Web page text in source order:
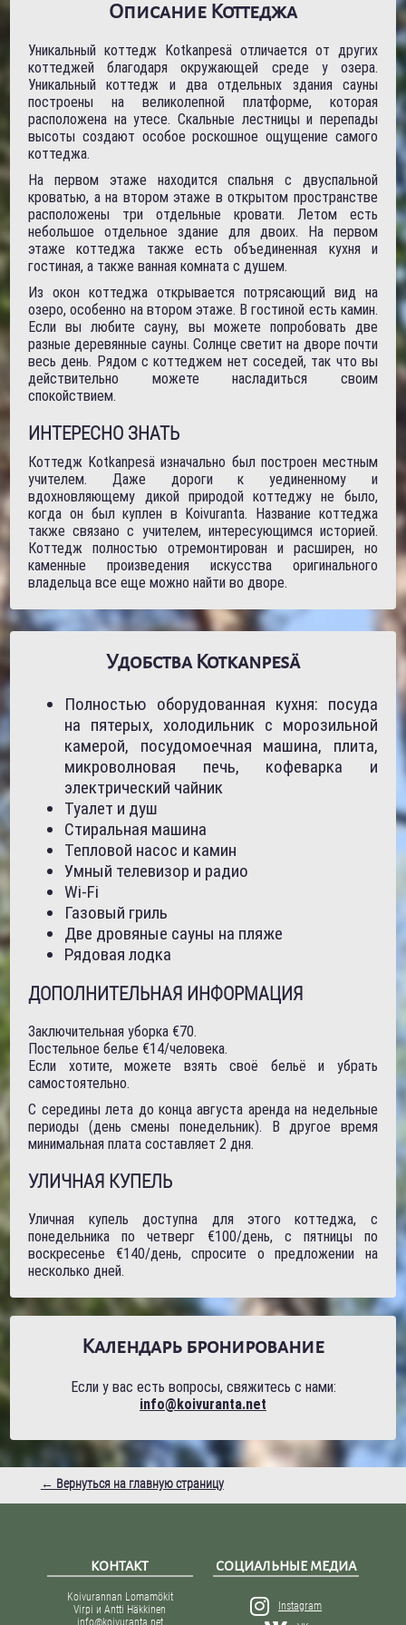
Описание Коттеджа
Уникальный коттедж Kotkanpesä отличается от других
коттеджей благодаря окружающей среде у озера.
Уникальный коттедж и два отдельных здания сауны
построены на великолепной платформе, которая
расположена на утесе. Скальные лестницы и перепады
высоты создают особое роскошное ощущение самого
коттеджа.
На первом этаже находится спальня с двуспальной
кроватью, а на втором этаже в открытом пространстве
расположены три отдельные кровати. Летом есть
небольшое отдельное здание для двоих. На первом
этаже коттеджа также есть объединенная кухня и
гостиная, а также ванная комната с душем.
Из окон коттеджа открывается потрясающий вид на
озеро, особенно на втором этаже. В гостиной есть камин.
Если вы любите сауну, вы можете попробовать две
разные деревянные сауны. Солнце светит на дворе почти
весь день. Рядом с коттеджем нет соседей, так что вы
действительно можете насладиться своим
спокойствием.
ИНТЕРЕСНО ЗНАТЬ
Коттедж Kotkanpesä изначально был построен местным
учителем. Даже дороги к уединенному и
вдохновляющему дикой природой коттеджу не было,
когда он был куплен в Koivuranta. Название коттеджа
также связано с учителем, интересующимся историей.
Коттедж полностью отремонтирован и расширен, но
каменные произведения искусства оригинального
владельца все еще можно найти во дворе.
Удобства Kotkanpesä
Полностью оборудованная кухня: посуда
на пятерых, холодильник с морозильной
камерой, посудомоечная машина, плита,
микроволновая печь, кофеварка и
электрический чайник
Туалет и душ
Стиральная машина
Тепловой насос и камин
Умный телевизор и радио
Wi-Fi
Газовый гриль
Две дровяные сауны на пляже
Рядовая лодка
ДОПОЛНИТЕЛЬНАЯ ИНФОРМАЦИЯ
Заключительная уборка €70.
Постельное белье €14/человека.
Если хотите, можете взять своё бельё и убрать
самостоятельно.
С середины лета до конца августа аренда на недельные
периоды (день смены понедельник). В другое время
минимальная плата составляет 2 дня.
УЛИЧНАЯ КУПЕЛЬ
Уличная купель доступна для этого коттеджа, с
понедельника по четверг €100/день, с пятницы по
воскресенье €140/день, спросите о предложении на
несколько дней.
Календарь бронирование
Если у вас есть вопросы, свяжитесь с нами:
info@koivuranta.net
← Вернуться на главную страницу
КОНТАКТ
Koivurannan Lomamökit
Virpi и Antti Häkkinen
СОЦИАЛЬНЫЕ МЕДИА
Instagram